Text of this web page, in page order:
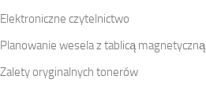
Elektroniczne czytelnictwo
Planowanie wesela z tablicą magnetyczną
Zalety oryginalnych tonerów